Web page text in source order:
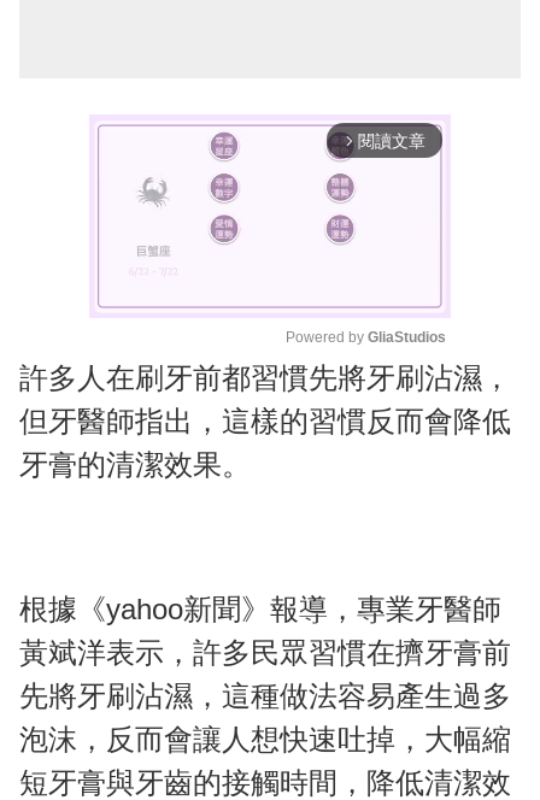
arrow_forward_ios 閱讀文章
M
u
t
Powered by GliaStudios
許多人在刷牙前都習慣先將牙刷沾濕，
但牙醫師指出，這樣的習慣反而會降低
牙膏的清潔效果。
根據《yahoo新聞》報導，專業牙醫師
黃斌洋表示，許多民眾習慣在擠牙膏前
先將牙刷沾濕，這種做法容易產生過多
泡沫，反而會讓人想快速吐掉，大幅縮
短牙膏與牙齒的接觸時間，降低清潔效